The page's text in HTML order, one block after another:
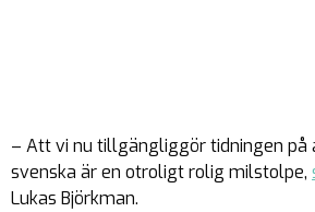
– Att vi nu tillgängliggör tidningen på
svenska är en otroligt rolig milstolpe,
Lukas Björkman.